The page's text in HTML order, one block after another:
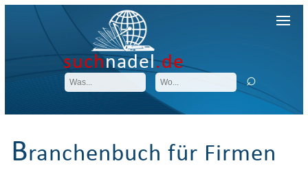
suchnadel.de
Branchenbuch für Firmen